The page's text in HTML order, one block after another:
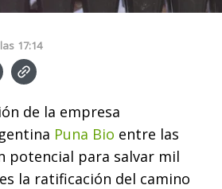
17:14
de la empresa
Puna Bio entre las
potencial para salvar mil
la ratificación del camino